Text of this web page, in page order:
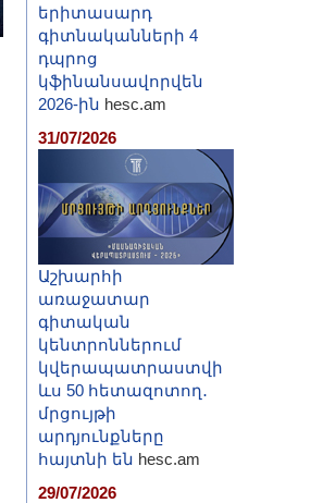
երիտասարդ
գիտնականների 4
դպրոց
կֆինանսավորվեն
2026-ին hesc.am
31/07/2026
Աշխարհի
առաջատար
գիտական
կենտրոններում
կվերապատրաստվի
ևս 50 հետազոտող․
մրցույթի
արդյունքները
հայտնի են hesc.am
29/07/2026